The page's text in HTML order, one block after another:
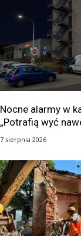
Nocne alarmy w
„Potrafią wyć
7 sierpnia 2026